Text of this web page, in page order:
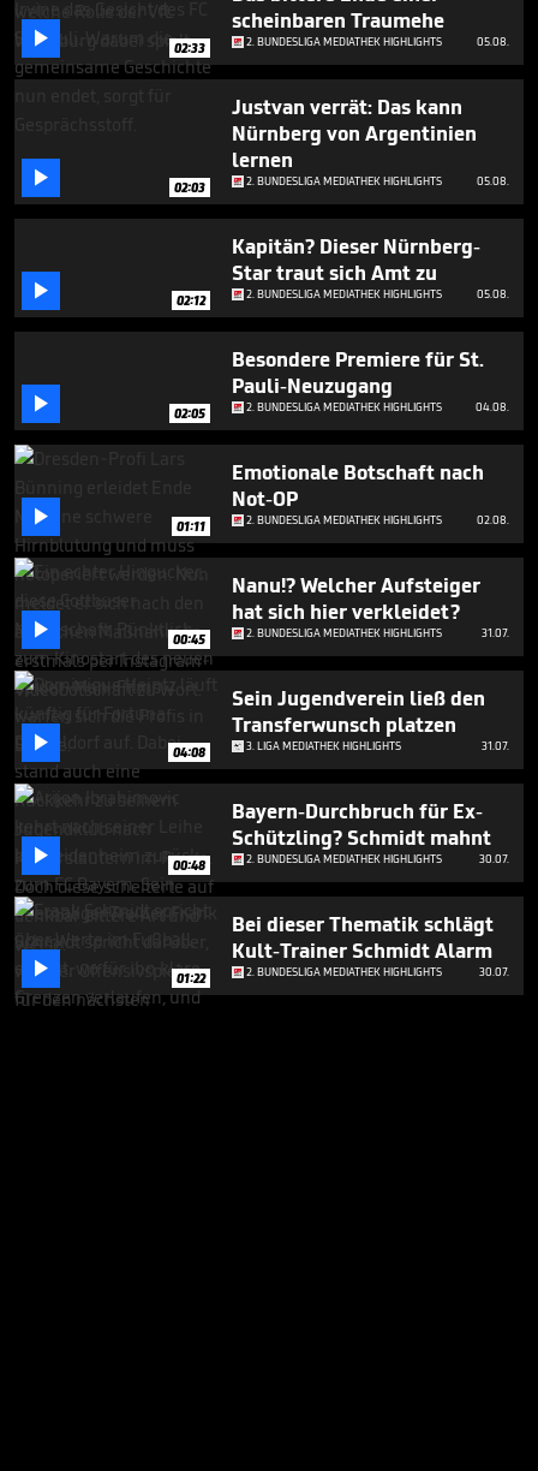
 02:33
scheinbaren Traumehe
2. BUNDESLIGA MEDIATHEK HIGHLIGHTS 05.08.
 02:03
Justvan verrät: Das kann
Nürnberg von Argentinien
lernen
2. BUNDESLIGA MEDIATHEK HIGHLIGHTS 05.08.
 02:12
Kapitän? Dieser Nürnberg-
Star traut sich Amt zu
2. BUNDESLIGA MEDIATHEK HIGHLIGHTS 05.08.
 02:05
Besondere Premiere für St.
Pauli-Neuzugang
2. BUNDESLIGA MEDIATHEK HIGHLIGHTS 04.08.
 01:11
Emotionale Botschaft nach
Not-OP
2. BUNDESLIGA MEDIATHEK HIGHLIGHTS 02.08.
 00:45
Nanu!? Welcher Aufsteiger
hat sich hier verkleidet?
2. BUNDESLIGA MEDIATHEK HIGHLIGHTS 31.07.
 04:08
Sein Jugendverein ließ den
Transferwunsch platzen
3. LIGA MEDIATHEK HIGHLIGHTS 31.07.
 00:48
Bayern-Durchbruch für Ex-
Schützling? Schmidt mahnt
2. BUNDESLIGA MEDIATHEK HIGHLIGHTS 30.07.
 01:22
Bei dieser Thematik schlägt
Kult-Trainer Schmidt Alarm
2. BUNDESLIGA MEDIATHEK HIGHLIGHTS 30.07.